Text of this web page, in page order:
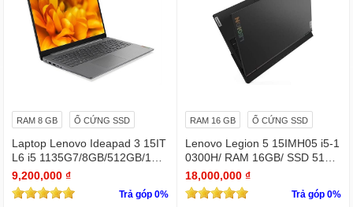
RAM 8 GB Ổ CỨNG SSD
Laptop Lenovo Ideapad 3 15IT
L6 i5 1135G7/8GB/512GB/15.
6"F/Win11/(82H801NEVN)/Xá
m - Hàng còn bảo hành chính
hãng
9,200,000 ₫
Trả góp 0%
RAM 16 GB Ổ CỨNG SSD
Lenovo Legion 5 15IMH05 i5-1
0300H/ RAM 16GB/ SSD 512G
B/ GTX 1650/ 15.6 INCH FHD
18,000,000 ₫
Trả góp 0%